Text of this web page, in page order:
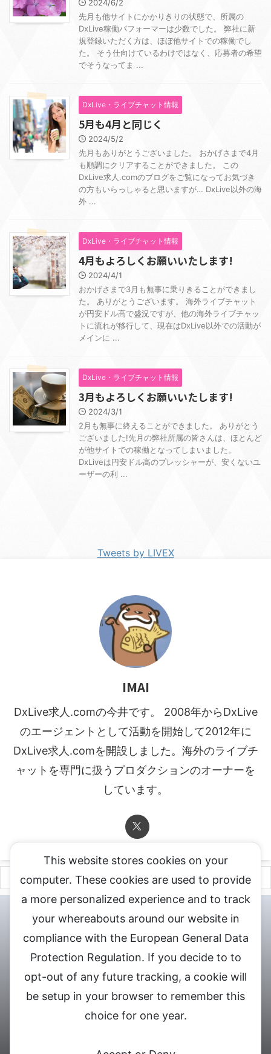
2024/6/2
先月も他サイトにかかりきりの状態で、所属の
DxLive稼働パフォーマーは少数でした。 弊社に新
規登録いただく方は、ほぼ他サイトでの稼働でし
た。 そう仕向けているわけではなく、応募者の希望
でそうなってま ...
DxLive・ライブチャット情報
5月も4月と同じく
2024/5/2
先月もありがとうございました。 おかげさまで4月
も順調にクリアすることができました。 この
DxLive求人.comのブログをご覧になってお気づき
の方もいらっしゃると思いますが… DxLive以外の海
外 ...
DxLive・ライブチャット情報
4月もよろしくお願いいたします!
2024/4/1
おかげさまで3月も無事に乗りきることができまし
た。 ありがとうございます。 海外ライブチャット
が円安ドル高で盛況ですが、他の海外ライブチャッ
トに流れが移行して、現在はDxLive以外での活動が
メインに ...
DxLive・ライブチャット情報
3月もよろしくお願いいたします!
2024/3/1
2月も無事に終えることができました。 ありがとう
ございました!先月の弊社所属の皆さんは、ほとんど
が他サイトでの稼働となってしまいました。
DxLiveは円安ドル高のプレッシャーが、安くないユ
ーザーの利 ...
Tweets by LIVEX
IMAI
DxLive求人.comの今井です。 2008年からDxLive
のエージェントとして活動を開始して2012年に
DxLive求人.comを開設しました。海外のライブチ
ャットを専門に扱うプロダクションのオーナーを
しています。
チャットレディ登録申込 DXLIVE求人.comへお問合せ
DXLIVE 退
会・解約・移籍の申請
式サイト
DXLIVEのチャットレディ求人情報サイト
This website stores cookies on your
computer. These cookies are used to provide
a more personalized experience and to track
your whereabouts around our website in
compliance with the European General Data
Protection Regulation. If you decide to to
opt-out of any future tracking, a cookie will
be setup in your browser to remember this
choice for one year.